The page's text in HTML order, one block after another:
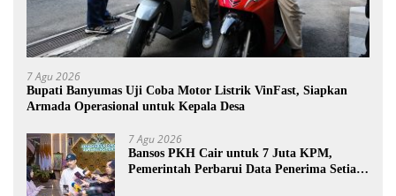
7 Agu 2026
Bupati Banyumas Uji Coba Motor Listrik VinFast, Siapkan
Armada Operasional untuk Kepala Desa
7 Agu 2026
Bansos PKH Cair untuk 7 Juta KPM,
Pemerintah Perbarui Data Penerima Setiap